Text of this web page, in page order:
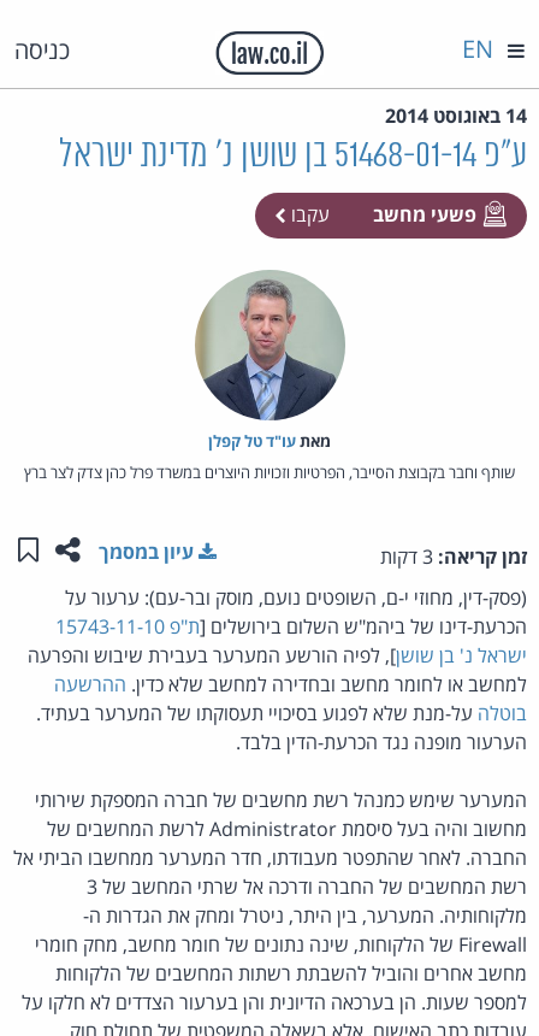
כניסה EN
14 באוגוסט 2014
ע"פ 51468-01-14 בן שושן נ' מדינת ישראל
פשעי מחשב עקבו
מאת‏עו"ד טל קפלן
שותף וחבר בקבוצת הסייבר, הפרטיות וזכויות היוצרים במשרד פרל כהן צדק לצר ברץ
זמן קריאה: שתפו
עיון במסמך
(פסק-דין, מחוזי י-ם, השופטים נועם, מוסק ובר-עם): ערעור על
הכרעת-דינו של ביהמ"ש השלום בירושלים [
ת"פ 15743-11-10
ישראל נ' בן שושן], לפיה הורשע המערער בעבירת שיבוש והפרעה
למחשב או לחומר מחשב ובחדירה למחשב שלא כדין. ההרשעה
בוטלה על-מנת שלא לפגוע בסיכויי תעסוקתו של המערער בעתיד.
הערעור מופנה נגד הכרעת-הדין בלבד.
המערער שימש כמנהל רשת מחשבים של חברה המספקת שירותי
מחשוב והיה בעל סיסמת Administrator לרשת המחשבים של
החברה. לאחר שהתפטר מעבודתו, חדר המערער ממחשבו הביתי אל
רשת המחשבים של החברה ודרכה אל שרתי המחשב של 3
מלקוחותיה. המערער, בין היתר, ניטרל ומחק את הגדרות ה-
Firewall של הלקוחות, שינה נתונים של חומר מחשב, מחק חומרי
מחשב אחרים והוביל להשבתת רשתות המחשבים של הלקוחות
למספר שעות. הן בערכאה הדיונית והן בערעור הצדדים לא חלקו על